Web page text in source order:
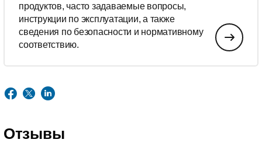
продуктов, часто задаваемые вопросы,
инструкции по эксплуатации, а также
сведения по безопасности и нормативному
соответствию.
Отзывы